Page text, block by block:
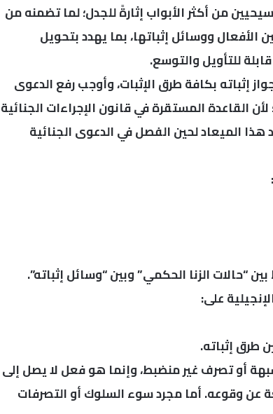
من أكثر الأبواب إثارةً للجدل؛ لما تضمنه من
ووسائل إثباتها، بما يهدد بتحويل
للتأويل والتوسع.
إثباته بكافة طرق الإثبات، وأوجب رفع الدعوى
القاعدة المستقرة في قانون الإجراءات الجنائية
الميعاد لحين الفصل في الدعوى الجنائية
الزنا الحكمي” وبين “وسائل إثباته”.
على:
طرق إثباته.
أو تصرف غير منضبط، وإنما هو فعل لا يصل إلى
عن وقوعه. أما مجرد سوء السلوك أو التصرفات